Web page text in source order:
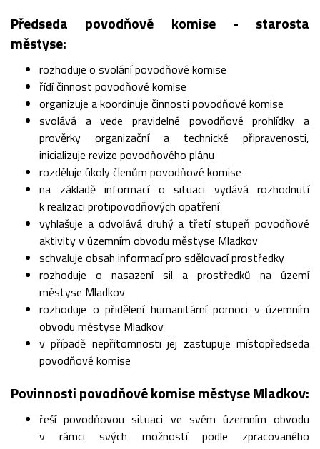
Předseda povodňové komise - starosta
městyse:
rozhoduje o svolání povodňové komise
řídí činnost povodňové komise
organizuje a koordinuje činnosti povodňové komise
svolává a vede pravidelné povodňové prohlídky a
prověrky organizační a technické připravenosti,
inicializuje revize povodňového plánu
rozděluje úkoly členům povodňové komise
na základě informací o situaci vydává rozhodnutí
k realizaci protipovodňových opatření
vyhlašuje a odvolává druhý a třetí stupeň povodňové
aktivity v územním obvodu městyse Mladkov
schvaluje obsah informací pro sdělovací prostředky
rozhoduje o nasazení sil a prostředků na území
městyse Mladkov
rozhoduje o přidělení humanitární pomoci v územním
obvodu městyse Mladkov
v případě nepřítomnosti jej zastupuje místopředseda
povodňové komise
Povinnosti povodňové komise městyse Mladkov:
řeší povodňovou situaci ve svém územním obvodu
v rámci svých možností podle zpracovaného